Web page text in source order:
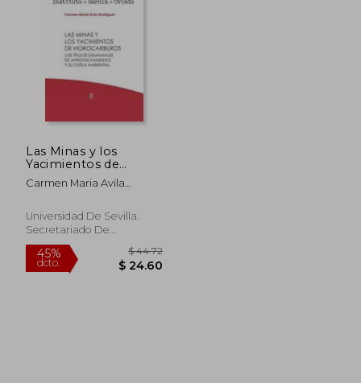
Las Minas y los
Yacimientos de
Hidrocarburos
Carmen Maria Avila
Universidad De Sevilla.
Secretariado De
Publicaciones, 2021, Tapa
Blanda, Nuevo